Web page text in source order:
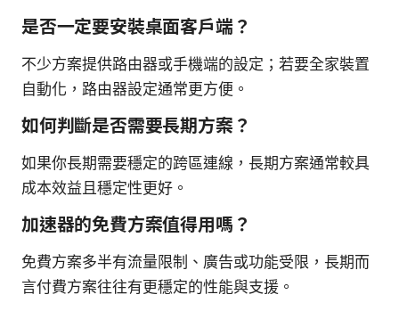
是否一定要安裝桌面客戶端？
不少方案提供路由器或手機端的設定；若要全家裝置
自動化，路由器設定通常更方便。
如何判斷是否需要長期方案？
如果你長期需要穩定的跨區連線，長期方案通常較具
成本效益且穩定性更好。
加速器的免費方案值得用嗎？
免費方案多半有流量限制、廣告或功能受限，長期而
言付費方案往往有更穩定的性能與支援。